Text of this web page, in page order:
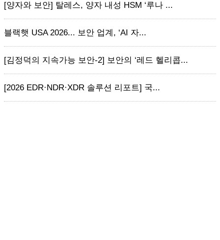
[양자와 보안] 탈레스, 양자 내성 HSM ‘루나 ...
블랙햇 USA 2026... 보안 업계, ‘AI 자...
[김정덕의 지속가능 보안-2] 보안의 ‘레드 헬리콥...
[2026 EDR·NDR·XDR 솔루션 리포트] 국...